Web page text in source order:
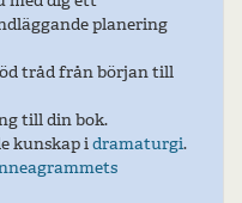
planering
tråd från början till
till din bok.
kunskap idramaturgi.